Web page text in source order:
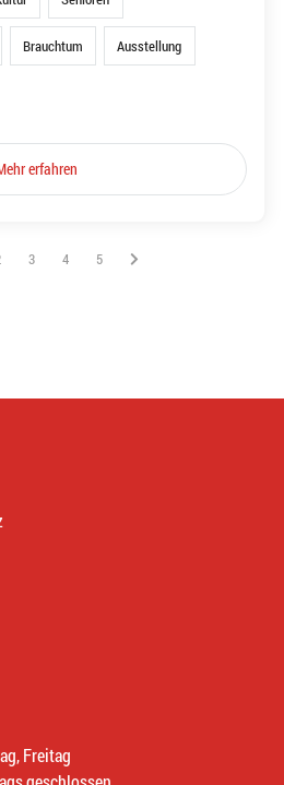
Brauchtum Ausstellung
erfahren
sur la page
êtes sur la page
Vous êtes sur la page
3 Vous êtes sur la page
4 Vous êtes sur la page
5
Freitag